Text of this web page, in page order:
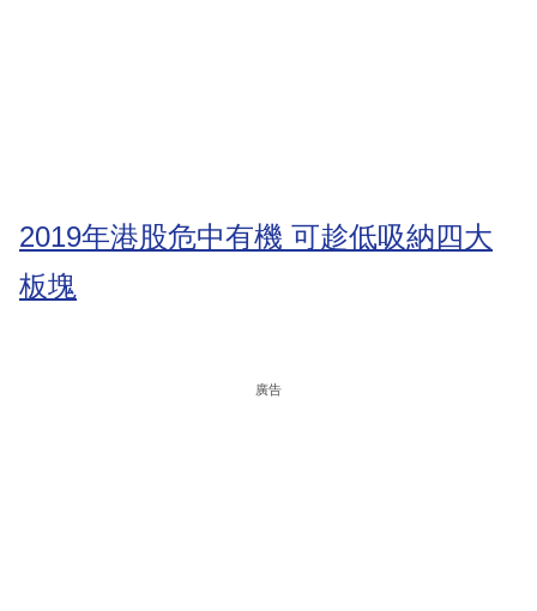
2019年港股危中有機 可趁低吸納四大
板塊
廣告